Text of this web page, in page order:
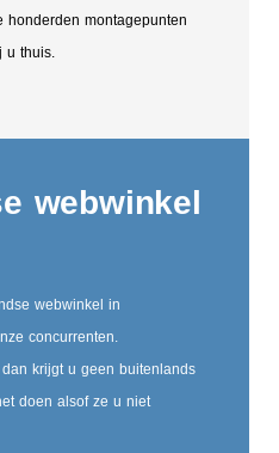
honderden montagepunten
u thuis.
webwinkel
webwinkel in
concurrenten.
krijgt u geen buitenlands
doen alsof ze u niet